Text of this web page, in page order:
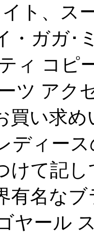
ト、ス
・ガガ･
ィ コピ
ツ アク
買い求
ディー
けて記
有名な
ヤール